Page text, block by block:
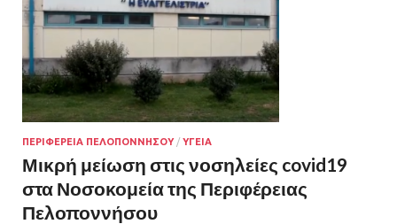
ΠΕΡΙΦΕΡΕΙΑ ΠΕΛΟΠΟΝΝΗΣΟΥ/ ΥΓΕΙΑ
Μικρή μείωση στις νοσηλείες covid19
στα Νοσοκομεία της Περιφέρειας
Πελοποννήσου